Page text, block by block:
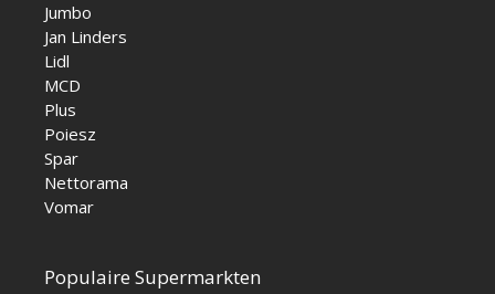
Jumbo
Jan Linders
Lidl
MCD
Plus
Poiesz
Spar
Nettorama
Vomar
Populaire Supermarkten